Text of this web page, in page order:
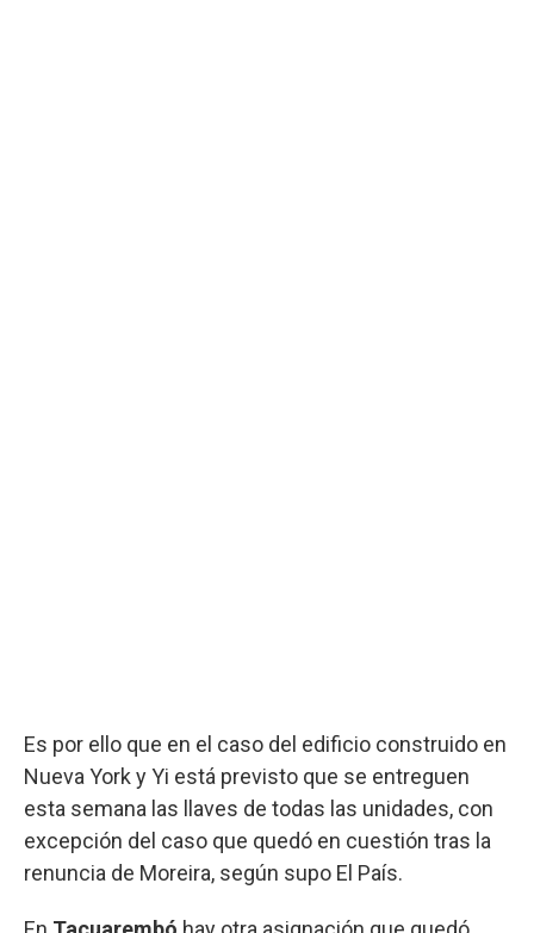
Es por ello que en el caso del edificio construido en
Nueva York y Yi está previsto que se entreguen
esta semana las llaves de todas las unidades, con
excepción del caso que quedó en cuestión tras la
renuncia de Moreira, según supo El País.